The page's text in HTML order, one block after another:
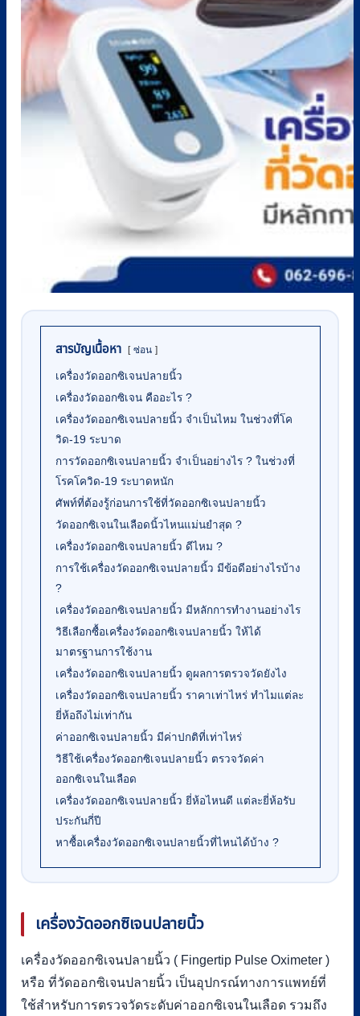
สารบัญเนื้อหา ซ่อน
เครื่องวัดออกซิเจนปลายนิ้ว
เครื่องวัดออกซิเจน คืออะไร ?
เครื่องวัดออกซิเจนปลายนิ้ว จำเป็นไหม ในช่วงที่โค
วิด-19 ระบาด
การวัดออกซิเจนปลายนิ้ว จำเป็นอย่างไร ? ในช่วงที่
โรคโควิด-19 ระบาดหนัก
ศัพท์ที่ต้องรู้ก่อนการใช้ที่วัดออกซิเจนปลายนิ้ว
วัดออกซิเจนในเลือดนิ้วไหนแม่นยำสุด ?
เครื่องวัดออกซิเจนปลายนิ้ว ดีไหม ?
การใช้เครื่องวัดออกซิเจนปลายนิ้ว มีข้อดีอย่างไรบ้าง
?
เครื่องวัดออกซิเจนปลายนิ้ว มีหลักการทำงานอย่างไร
วิธีเลือกซื้อเครื่องวัดออกซิเจนปลายนิ้ว ให้ได้
มาตรฐานการใช้งาน
เครื่องวัดออกซิเจนปลายนิ้ว ดูผลการตรวจวัดยังไง
เครื่องวัดออกซิเจนปลายนิ้ว ราคาเท่าไหร่ ทำไมแต่ละ
ยี่ห้อถึงไม่เท่ากัน
ค่าออกซิเจนปลายนิ้ว มีค่าปกติที่เท่าไหร่
วิธีใช้เครื่องวัดออกซิเจนปลายนิ้ว ตรวจวัดค่า
ออกซิเจนในเลือด
เครื่องวัดออกซิเจนปลายนิ้ว ยี่ห้อไหนดี แต่ละยี่ห้อรับ
ประกันกี่ปี
หาซื้อเครื่องวัดออกซิเจนปลายนิ้วที่ไหนได้บ้าง ?
เครื่องวัดออกซิเจนปลายนิ้ว
เครื่องวัดออกซิเจนปลายนิ้ว ( Fingertip Pulse Oximeter )
หรือ ที่วัดออกซิเจนปลายนิ้ว เป็นอุปกรณ์ทางการแพทย์ที่
ใช้สำหรับการตรวจวัดระดับค่าออกซิเจนในเลือด รวมถึง